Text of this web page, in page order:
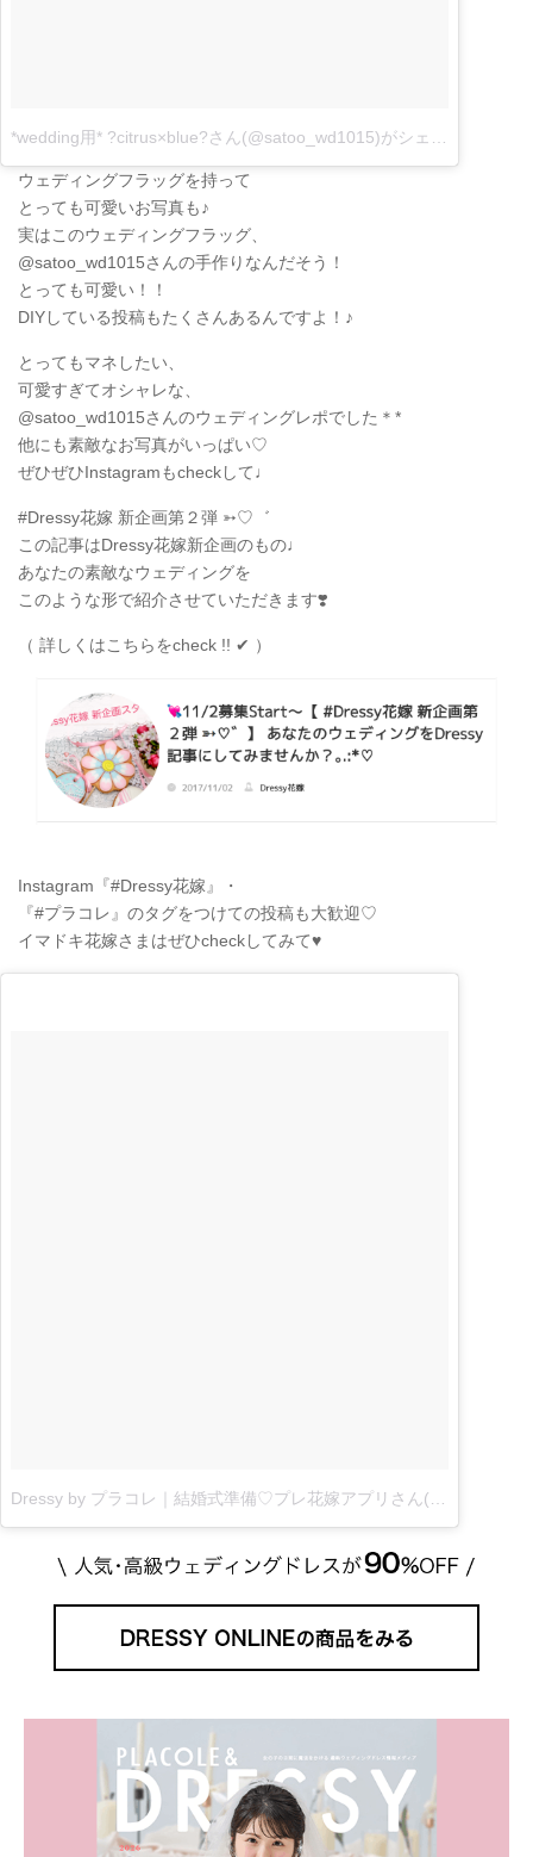
*wedding用* ?citrus×blue?さん(@satoo_wd1015)がシェアした投稿
ウェディングフラッグを持って
とっても可愛いお写真も♪
実はこのウェディングフラッグ、
@satoo_wd1015さんの手作りなんだそう！
とっても可愛い！！
DIYしている投稿もたくさんあるんですよ！♪
とってもマネしたい、
可愛すぎてオシャレな、
@satoo_wd1015さんのウェディングレポでした＊*
他にも素敵なお写真がいっぱい♡
ぜひぜひInstagramもcheckして♩
#Dressy花嫁 新企画第２弾 ➳♡゛
この記事はDressy花嫁新企画のもの♩
あなたの素敵なウェディングを
このような形で紹介させていただきます❣️
（ 詳しくはこちらをcheck !! ✔︎ ）
Instagram『#Dressy花嫁』・
『#プラコレ』のタグをつけての投稿も大歓迎♡
イマドキ花嫁さまはぜひcheckしてみて♥
Dressy by プラコレ｜結婚式準備♡プレ花嫁アプリさん(@placolewedding)がシェアした投稿